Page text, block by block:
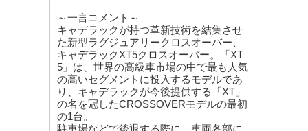
～一言コメント～
キャデラックが持つ革新技術を結集させ
た新型ラグジュアリークロスオーバー、
キャデラックXT5クロスオーバー。「XT
5」は、世界の高級車市場の中で最も人気
の高いセグメントに投入するモデルであ
り、キャデラックが今後提供する「XT」
の名を冠したCROSSOVERモデルの最初
の1台。